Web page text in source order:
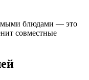
блюдами — это
совместные